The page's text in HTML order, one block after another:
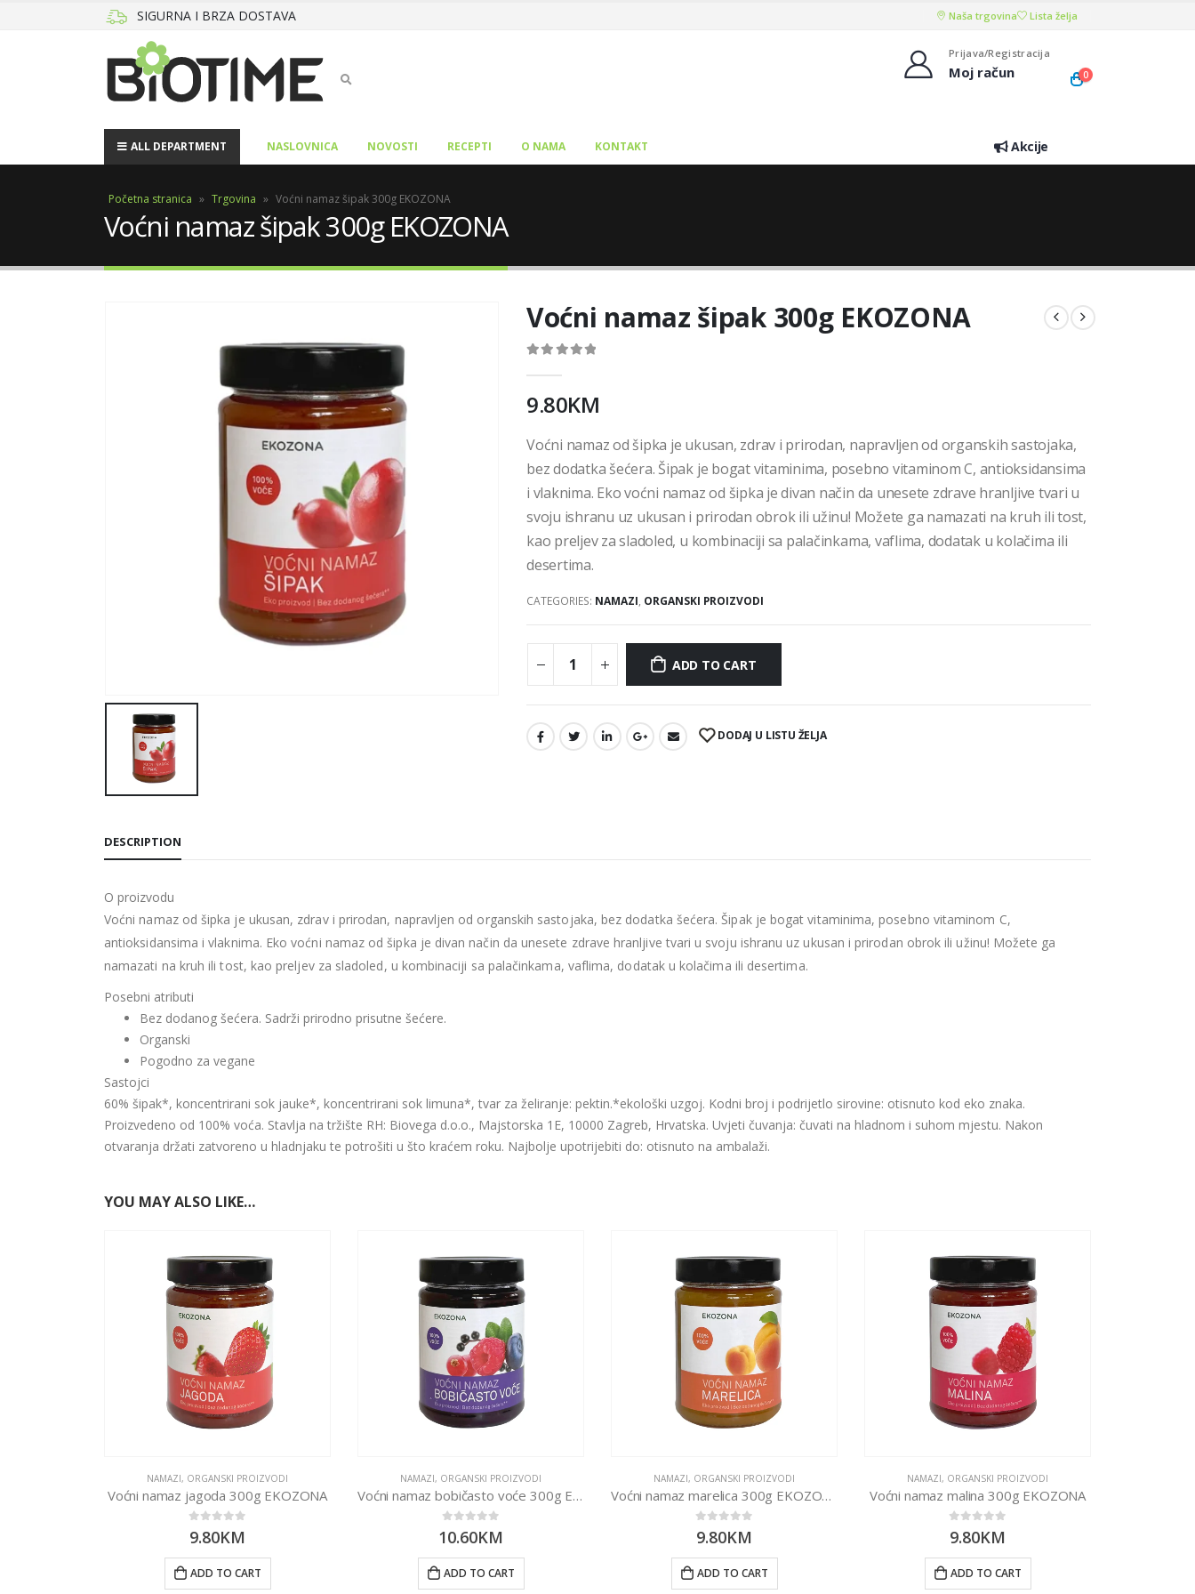
SIGURNA I BRZA DOSTAVA Naša trgovina Lista želja
Prijava/Registracija
Moj račun 0
ALL DEPARTMENT NASLOVNICA NOVOSTI RECEPTI O NAMA KONTAKT Akcije
Početna stranica » Trgovina » Voćni namaz šipak 300g EKOZONA
Voćni namaz šipak 300g EKOZONA
Voćni namaz šipak 300g EKOZONA
9.80KM
Voćni namaz od šipka je ukusan, zdrav i prirodan, napravljen od organskih sastojaka,
bez dodatka šećera. Šipak je bogat vitaminima, posebno vitaminom C, antioksidansima
i vlaknima. Eko voćni namaz od šipka je divan način da unesete zdrave hranljive tvari u
svoju ishranu uz ukusan i prirodan obrok ili užinu! Možete ga namazati na kruh ili tost,
kao preljev za sladoled, u kombinaciji sa palačinkama, vaflima, dodatak u kolačima ili
desertima.
CATEGORIES: NAMAZI, ORGANSKI PROIZVODI
ADD TO CART
DODAJ U LISTU ŽELJA
DESCRIPTION
O proizvodu
Voćni namaz od šipka je ukusan, zdrav i prirodan, napravljen od organskih sastojaka, bez dodatka šećera. Šipak je bogat vitaminima, posebno vitaminom C,
antioksidansima i vlaknima. Eko voćni namaz od šipka je divan način da unesete zdrave hranljive tvari u svoju ishranu uz ukusan i prirodan obrok ili užinu! Možete ga
namazati na kruh ili tost, kao preljev za sladoled, u kombinaciji sa palačinkama, vaflima, dodatak u kolačima ili desertima.
Posebni atributi
Bez dodanog šećera. Sadrži prirodno prisutne šećere.
Organski
Pogodno za vegane
Sastojci
60% šipak*, koncentrirani sok jauke*, koncentrirani sok limuna*, tvar za želiranje: pektin.*ekološki uzgoj. Kodni broj i podrijetlo sirovine: otisnuto kod eko znaka.
Proizvedeno od 100% voća. Stavlja na tržište RH: Biovega d.o.o., Majstorska 1E, 10000 Zagreb, Hrvatska. Uvjeti čuvanja: čuvati na hladnom i suhom mjestu. Nakon
otvaranja držati zatvoreno u hladnjaku te potrošiti u što kraćem roku. Najbolje upotrijebiti do: otisnuto na ambalaži.
YOU MAY ALSO LIKE…
NAMAZI, ORGANSKI PROIZVODI
Voćni namaz jagoda 300g EKOZONA
0out of 5
9.80KM
ADD TO CART
NAMAZI, ORGANSKI PROIZVODI
Voćni namaz bobičasto voće 300g EKOZONA
0 out of 5
10.60KM
ADD TO CART
NAMAZI, ORGANSKI PROIZVODI
Voćni namaz marelica 300g EKOZONA
0out of 5
9.80KM
ADD TO CART
NAMAZI, ORGANSKI PROIZVODI
Voćni namaz malina 300g EKOZONA
0out of 5
9.80KM
ADD TO CART